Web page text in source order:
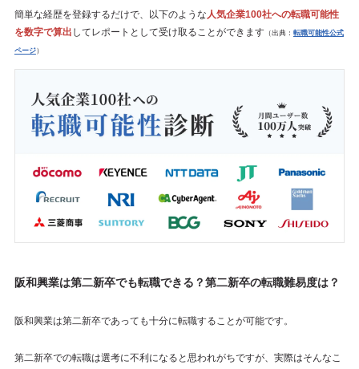
簡単な経歴を登録するだけで、以下のような人気企業100社への転職可能性
を数字で算出 してレポートとして受け取ることができます（出典： 転職可能性公式
ページ）
阪和興業は第二新卒でも転職できる？第二新卒の転職難易度は？
阪和興業は第二新卒であっても十分に転職することが可能です。
第二新卒での転職は選考に不利になると思われがちですが、実際はそんなこ